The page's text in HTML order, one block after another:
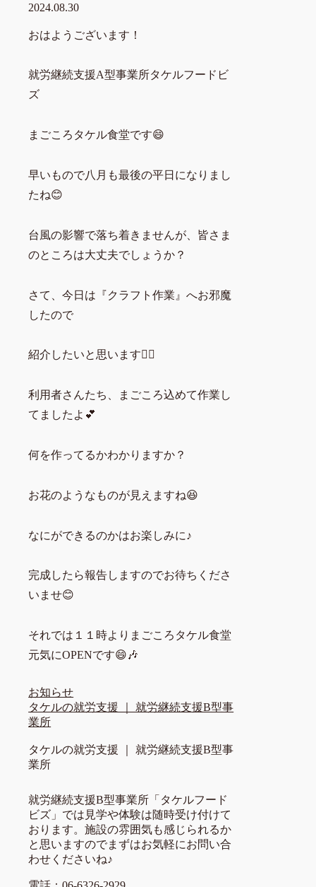
2024.08.30
おはようございます！
就労継続支援A型事業所タケルフードビ
ズ
まごころタケル食堂です😄
早いもので八月も最後の平日になりまし
たね😊
台風の影響で落ち着きませんが、皆さま
のところは大丈夫でしょうか？
さて、今日は『クラフト作業』へお邪魔
したので
紹介したいと思います💁‍♀️
利用者さんたち、まごころ込めて作業し
てましたよ💕
何を作ってるかわかりますか？
お花のようなものが見えますね😆
なにができるのかはお楽しみに♪
完成したら報告しますのでお待ちくださ
いませ😊
それでは１１時よりまごころタケル食堂
元気にOPENです😄🎶
お知らせ
タケルの就労支援 ｜ 就労継続支援B型事
業所
タケルの就労支援 ｜ 就労継続支援B型事
業所
就労継続支援B型事業所「タケルフード
ビズ」では見学や体験は随時受け付けて
おります。施設の雰囲気も感じられるか
と思いますのでまずはお気軽にお問い合
わせくださいね♪